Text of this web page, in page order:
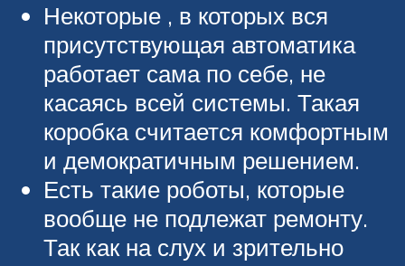
Некоторые , в которых вся
присутствующая автоматика
работает сама по себе, не
касаясь всей системы. Такая
коробка считается комфортным
и демократичным решением.
Есть такие роботы, которые
вообще не подлежат ремонту.
Так как на слух и зрительно